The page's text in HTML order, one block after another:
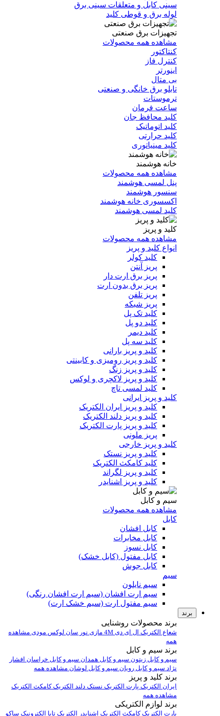
سینی کابل و متعلقات سینی برق
لوله برق و قوطی کلید
تجهیزات برق صنعتی
مشاهده همه محصولات
کنتاکتور
کنترل فاز
اینورتر
بی متال
تابلو برق خانگی و صنعتی
ترموستات
ساعت فرمان
کلید محافظ جان
کلید اتوماتیک
کلید حرارتی
کلید مینیاتوری
خانه هوشمند
مشاهده همه محصولات
پنل لمسی هوشمند
سنسور هوشمند
اکسسوری خانه هوشمند
کلید لمسی هوشمند
کلید و پریز
مشاهده همه محصولات
انواع کلید و پریز
کلید کولر
پریز آنتن
پریز برق ارت دار
پریز برق بدون ارت
پریز تلفن
پریز شبکه
کلید تک پل
کلید دو پل
کلید دیمر
کلید سه پل
کلید و پریز بارانی
کلید و پریز رومیزی و کابینتی
کلید و پریز زنگ
کلید و پریز لاکچری و لوکس
کلید لمسی تاچ
کلید و پریز ایرانی
کلید و پریز ایران الکتریک
کلید و پریز دلند الکتریک
کلید و پریز پارت الکتریک
پریز ملونی
کلید و پریز خارجی
کلید و پریز نستک
کلید کامکث الکتریک
کلید و پریز لگراند
کلید و پریز اشنایدر
سیم و کابل
مشاهده همه محصولات
کابل
کابل افشان
کابل مخابرات
کابل نسوز
کابل مفتول (کابل خشک)
کابل جوش
سیم
سیم نایلون
سیم ارت افشان (سیم ارت افشان رنگی)
سیم مفتول ارت (سیم خشک ارت)
برند
برند محصولات روشنایی
شعاع الکتریک ال ای دی 4M مازی نور سان لوکس مودی مشاهده
همه
برند سیم و کابل
سیم و کابل زیتون سیم و کابل همدان سیم و کابل خراسان افشار
نژاد سیم و کابل رویان سیم و کابل لوشان مشاهده همه
برند کلید و پریز
ایران الکتریک پارت الکتریک نستک دلند الکتریککامکث الکتریک
مشاهده همه
برند لوازم الکتریکی
پارت الکتریککامکث الکتریک اشنایدر الکتریک تابا الکترونیک ساکو